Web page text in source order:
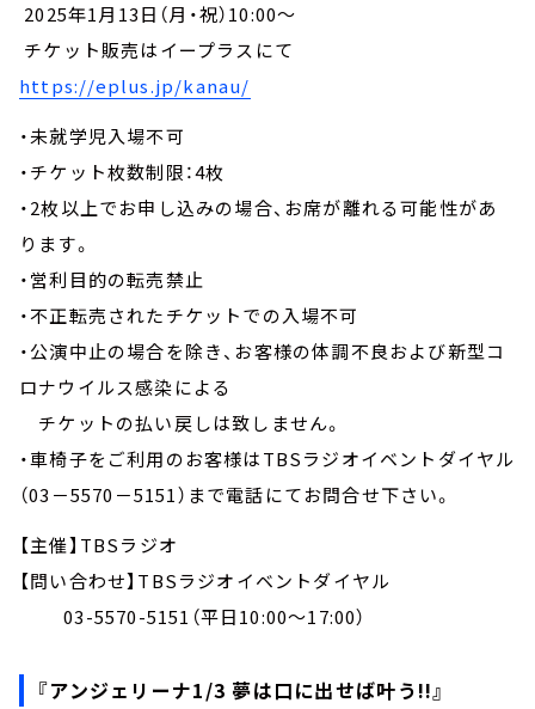
2025年1月13日（月・祝）10:00～
チケット販売はイープラスにて
https://eplus.jp/kanau/
・未就学児入場不可
・チケット枚数制限：4枚
・2枚以上でお申し込みの場合、お席が離れる可能性があ
ります。
・営利目的の転売禁止
・不正転売されたチケットでの入場不可
・公演中止の場合を除き、お客様の体調不良および新型コ
ロナウイルス感染による
チケットの払い戻しは致しません。
・車椅子をご利用のお客様はTBSラジオイベントダイヤル
（03－5570－5151）まで電話にてお問合せ下さい。
【主催】TBSラジオ
【問い合わせ】TBSラジオイベントダイヤル
03-5570-5151（平日10:00～17:00）
『アンジェリーナ1/3 夢は口に出せば叶う!!』